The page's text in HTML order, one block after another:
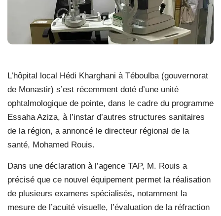
L’hôpital local Hédi Kharghani à Téboulba (gouvernorat
de Monastir) s’est récemment doté d’une unité
ophtalmologique de pointe, dans le cadre du programme
Essaha Aziza, à l’instar d’autres structures sanitaires
de la région, a annoncé le directeur régional de la
santé, Mohamed Rouis.
Dans une déclaration à l’agence TAP, M. Rouis a
précisé que ce nouvel équipement permet la réalisation
de plusieurs examens spécialisés, notamment la
mesure de l’acuité visuelle, l’évaluation de la réfraction